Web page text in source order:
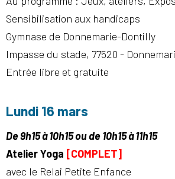
Sensibilisation aux handicaps
Gymnase de Donnemarie-Dontilly
Impasse du stade, 77520 -
Entrée libre et gratuite
Lundi 16 mars
De 9h15 à 10h15 ou de 10h15 à 11h15
Atelier Yoga [COMPLET]
avec le Relai Petite Enfance